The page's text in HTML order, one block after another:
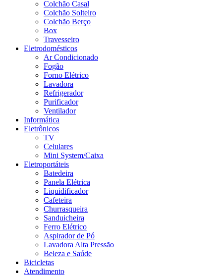
Colchão Casal
Colchão Solteiro
Colchão Berço
Box
Travesseiro
Eletrodomésticos
Ar Condicionado
Fogão
Forno Elétrico
Lavadora
Refrigerador
Purificador
Ventilador
Informática
Eletrônicos
TV
Celulares
Mini System/Caixa
Eletroportáteis
Batedeira
Panela Elétrica
Liquidificador
Cafeteira
Churrasqueira
Sanduicheira
Ferro Elétrico
Aspirador de Pó
Lavadora Alta Pressão
Beleza e Saúde
Bicicletas
Atendimento